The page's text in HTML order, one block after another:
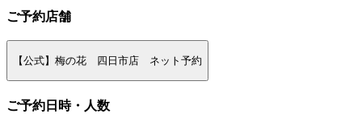
ご予約店舗
【公式】梅の花 四日市店 ネット予約
ご予約日時・人数